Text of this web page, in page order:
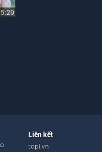
Liên kết
topi.vn